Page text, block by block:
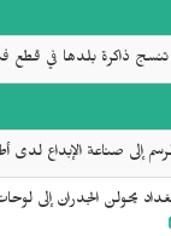
تنسج ذاكرة بلدها في قطع
إلى صناعة الإبداع لدى
يحولن الجدران إلى